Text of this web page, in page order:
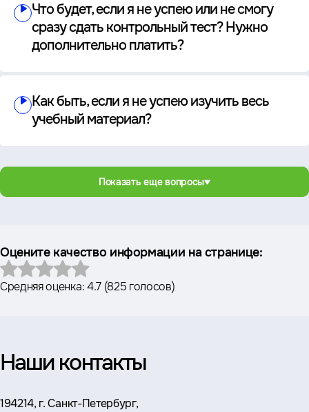
Что будет, если я не успею или не смогу
сразу сдать контрольный тест? Нужно
дополнительно платить?
Как быть, если я не успею изучить весь
учебный материал?
Показать еще вопросы
Оцените качество информации на странице:
Средняя оценка:4.7(825 голосов)
Наши контакты
Адрес:
194214, г. Санкт-Петербург,